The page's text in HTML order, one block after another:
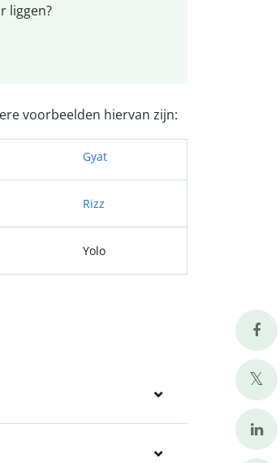
liggen?
voorbeelden hiervan zijn:
Gyat
Rizz
Yolo